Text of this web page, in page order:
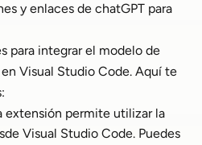
y enlaces de chatGPT para
para integrar el modelo de
Visual Studio Code. Aquí te
extensión permite utilizar la
Visual Studio Code. Puedes